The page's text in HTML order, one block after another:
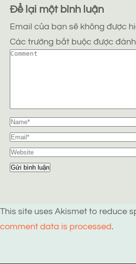
Để lại một bình luận
Email của bạn sẽ không được
Các trường bắt buộc được
This site uses Akismet to reduce
comment data is processed.